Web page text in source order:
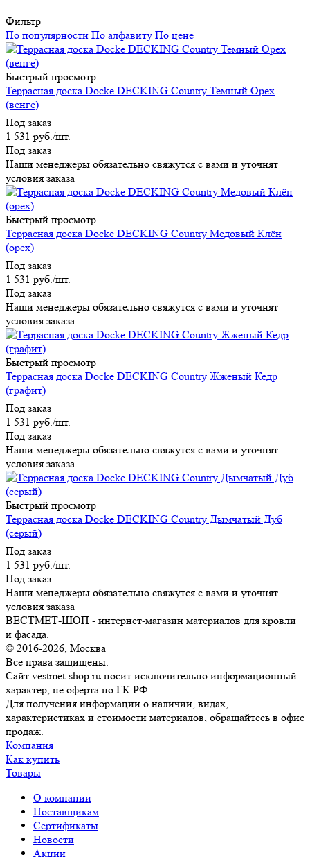
Фильтр
По популярности По алфавиту По цене
Быстрый просмотр
Террасная доска Docke DECKING Country Темный Орех
(венге)
Под заказ
1 531 руб./шт.
Под заказ
Наши менеджеры обязательно свяжутся с вами и уточнят
условия заказа
Быстрый просмотр
Террасная доска Docke DECKING Country Медовый Клён
(орех)
Под заказ
1 531 руб./шт.
Под заказ
Наши менеджеры обязательно свяжутся с вами и уточнят
условия заказа
Быстрый просмотр
Террасная доска Docke DECKING Country Жженый Кедр
(графит)
Под заказ
1 531 руб./шт.
Под заказ
Наши менеджеры обязательно свяжутся с вами и уточнят
условия заказа
Быстрый просмотр
Террасная доска Docke DECKING Country Дымчатый Дуб
(серый)
Под заказ
1 531 руб./шт.
Под заказ
Наши менеджеры обязательно свяжутся с вами и уточнят
условия заказа
ВЕСТМЕТ-ШОП - интернет-магазин материалов для кровли
и фасада.
© 2016-2026, Москва
Все права защищены.
Сайт vestmet-shop.ru носит исключительно информационный
характер, не оферта по ГК РФ.
Для получения информации о наличии, видах,
характеристиках и стоимости материалов, обращайтесь в офис
продаж.
Компания
Как купить
Товары
О компании
Поставщикам
Сертификаты
Новости
Акции